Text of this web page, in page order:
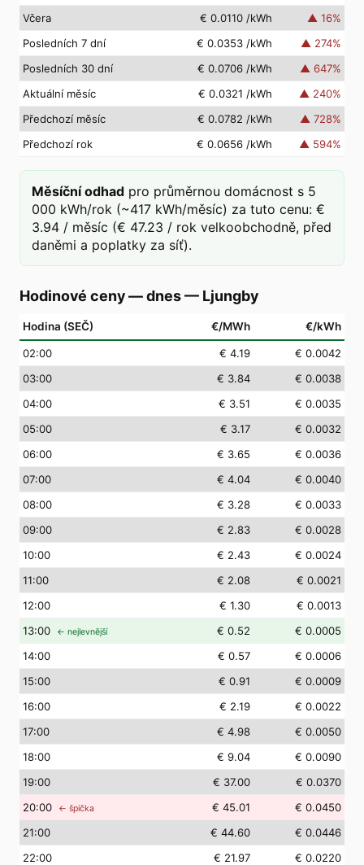
Včera
€ 0.0110 /kWh ▲ 16%
Posledních 7 dní
€ 0.0353 /kWh ▲ 274%
Posledních 30 dní
€ 0.0706 /kWh ▲ 647%
Aktuální měsíc
€ 0.0321 /kWh ▲ 240%
Předchozí měsíc
€ 0.0782 /kWh ▲ 728%
Předchozí rok
€ 0.0656 /kWh ▲ 594%
Měsíční odhad pro průměrnou domácnost s 5
000 kWh/rok (~417 kWh/měsíc) za tuto cenu: €
3.94 / měsíc (€ 47.23 / rok velkoobchodně, před
daněmi a poplatky za síť).
Hodinové ceny — dnes— Ljungby
Hodina (SEČ) €/MWh €/kWh
02:00 € 4.19
€ 0.0042
03:00 € 3.84
€ 0.0038
04:00 € 3.51
€ 0.0035
05:00 € 3.17
€ 0.0032
06:00 € 3.65
€ 0.0036
07:00 € 4.04
€ 0.0040
08:00 € 3.28
€ 0.0033
09:00 € 2.83
€ 0.0028
10:00 € 2.43
€ 0.0024
11:00 € 2.08
€ 0.0021
12:00 € 1.30
€ 0.0013
13:00 ← nejlevnější € 0.52
€ 0.0005
14:00 € 0.57
€ 0.0006
15:00 € 0.91
€ 0.0009
16:00 € 2.19
€ 0.0022
17:00 € 4.98
€ 0.0050
18:00 € 9.04
€ 0.0090
19:00 € 37.00
€ 0.0370
20:00 ← špička € 45.01
€ 0.0450
21:00 € 44.60
€ 0.0446
22:00 € 21.97
€ 0.0220